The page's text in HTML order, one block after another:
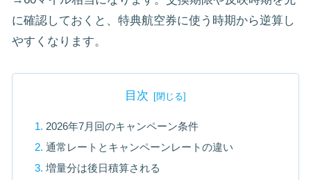
に確認しておくと、特典航空券に使う時期から逆算し
やすくなります。
目次
2026年7月回のキャンペーン条件
通常レートとキャンペーンレートの違い
増量分は後日積算される